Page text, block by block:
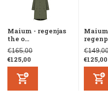
Maium - regenjas
the o...
€165,00
€125,00 €125,00